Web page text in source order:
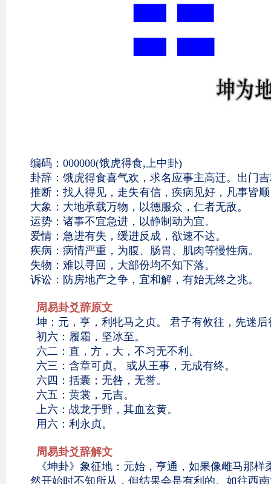
编码：000000(饿虎得食,上中卦)
卦辞：饿虎得食喜气欢，求名应事主高迁。出门
推断：找人得见，走失有信，疾病见好，凡事皆
大象：大地承载万物，以德服众，仁者无敌。
运势：诸事不宜急进，以静制动为宜。
爱情：急进有失，缓进反成，欲速不达。
疾病：病情严重，为腹、肠胃、肌肉等慢性病。
失物：难以寻回，大部份均不知下落。
诉讼：防房地产之争，宜和解，有始无终之兆。
周易卦爻辞原文
坤：元，亨，利牝马之贞。 君子有攸往，先迷
初六：履霜，坚冰至。
六二：直，方，大，不习无不利。
六三：含章可贞。 或从王事，无成有终。
六四：括囊；无咎，无誉。
六五：黄裳，元吉。
上六：战龙于野，其血玄黄。
用六：利永贞。
周易卦爻辞解文
《坤卦》象征地：元始，亨通，如果像雌马那
然开始时不知所从，但结果会是有利的。如往西